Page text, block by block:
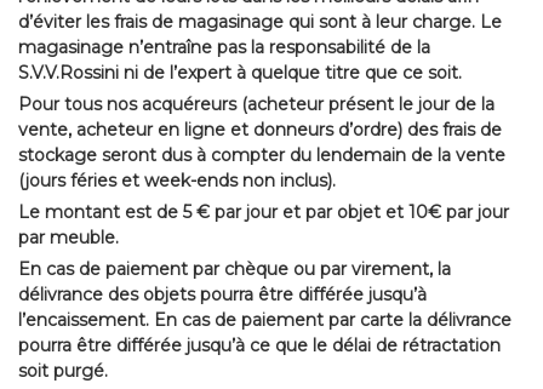
d’éviter les frais de magasinage qui sont à leur charge. Le
magasinage n’entraîne pas la responsabilité de la
S.V.V.Rossini ni de l’expert à quelque titre que ce soit.
Pour tous nos acquéreurs (acheteur présent le jour de la
vente, acheteur en ligne et donneurs d’ordre) des frais de
stockage seront dus à compter du lendemain de la vente
(jours féries et week-ends non inclus).
Le montant est de 5 € par jour et par objet et 10€ par jour
par meuble.
En cas de paiement par chèque ou par virement, la
délivrance des objets pourra être différée jusqu’à
l’encaissement. En cas de paiement par carte la délivrance
pourra être différée jusqu’à ce que le délai de rétractation
soit purgé.